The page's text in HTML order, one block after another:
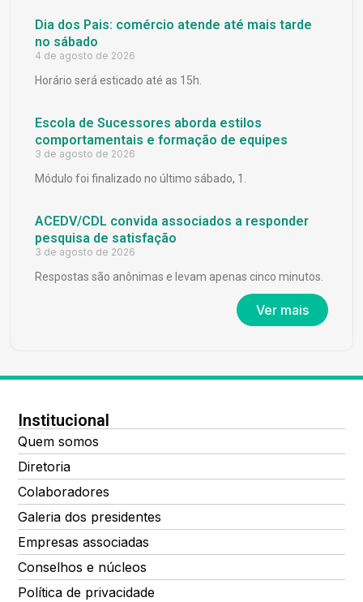
Dia dos Pais: comércio atende até mais tarde
no sábado
4 de agosto de 2026
Horário será esticado até as 15h.
Escola de Sucessores aborda estilos
comportamentais e formação de equipes
3 de agosto de 2026
Módulo foi finalizado no último sábado, 1.
ACEDV/CDL convida associados a responder
pesquisa de satisfação
3 de agosto de 2026
Respostas são anônimas e levam apenas cinco minutos.
Ver mais
Institucional
Quem somos
Diretoria
Colaboradores
Galeria dos presidentes
Empresas associadas
Conselhos e núcleos
Política de privacidade